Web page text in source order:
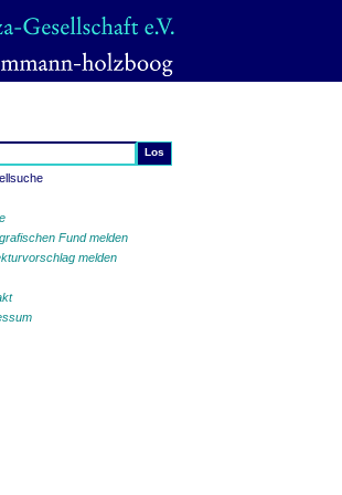
Fund melden
melden